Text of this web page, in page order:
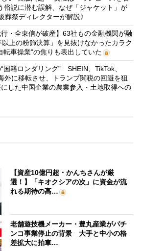
俗説に潜む誤解、なぜ「ジャケット」が
葬祭ディレクターが解説》
行・全東信が破産】63社もの金融機関が融
上の粉飾決算」を見抜けなかったカラク
車操業”の焦りも表出していた
国籍ロンダリング” SHEIN、TikTok、
に移転させ、トランプ関税の回避を狙
した中国企業の農業参入・土地取得への
【資産10億円超・かんちさんが厳
選！】「キオクシアの次」に資金が流
れる期待の高…
老舗遊技機メーカー・豊丸産業がパチ
ンコ事業停止の背景 大手と中小の格
差拡大に拍車…